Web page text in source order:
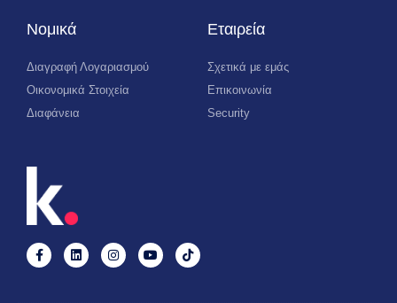
Νομικά
Διαγραφή Λογαριασμού
Οικονομικά Στοιχεία
Διαφάνεια
Εταιρεία
Σχετικά με εμάς
Επικοινωνία
Security